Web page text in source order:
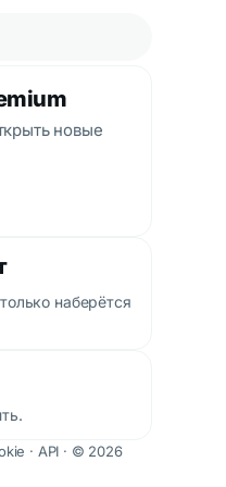
новые
наберётся
· API · © 2026